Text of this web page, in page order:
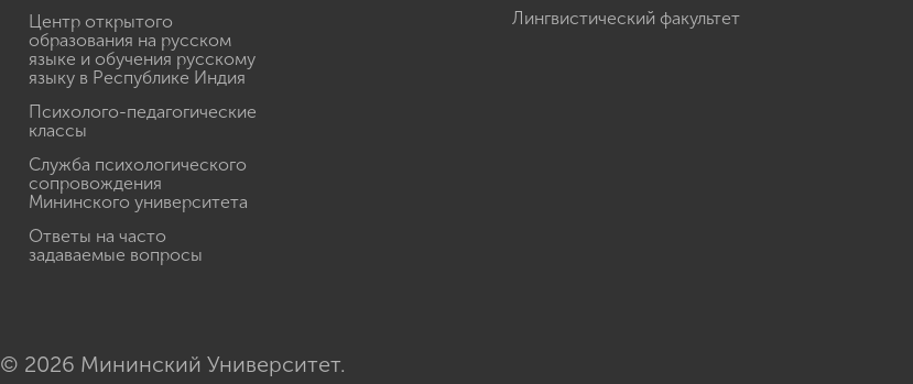
Центр открытого
образования на русском
языке и обучения русскому
языку в Республике Индия
Психолого-педагогические
классы
Служба психологического
сопровождения
Мининского университета
Ответы на часто
задаваемые вопросы
Лингвистический факультет
© 2026 Мининский Университет.